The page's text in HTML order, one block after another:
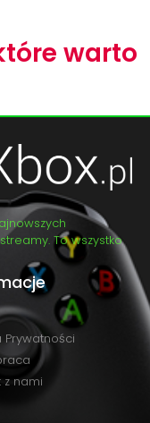
warto
To wszystko
Prywatności
z nami